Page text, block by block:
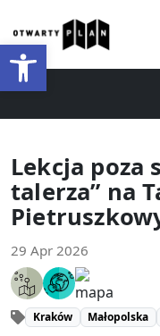
Open toolbar
Lekcja poza
talerza” na
29 Apr 2026
Kraków Małopolska